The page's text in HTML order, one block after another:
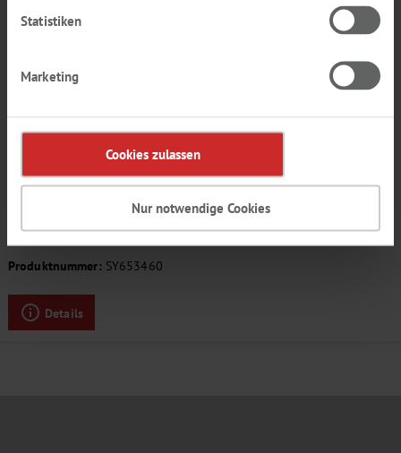
Statistiken
Marketing
Cookies zulassen
Nur notwendige Cookies
APRIKOSEN AROMA
fruchtig, pelzig, reif
Produktnummer: SY653460
Details